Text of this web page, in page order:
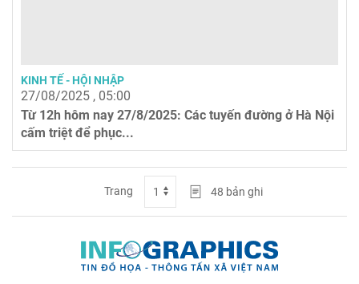
KINH TẾ - HỘI NHẬP
27/08/2025 , 05:00
Từ 12h hôm nay 27/8/2025: Các tuyến đường ở Hà Nội
cấm triệt để phục...
Trang 48 bản ghi